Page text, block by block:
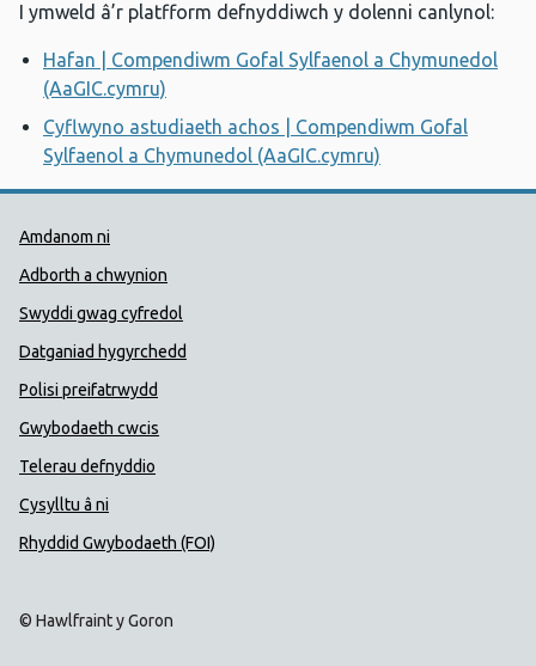
I ymweld â’r platfform defnyddiwch y dolenni canlynol:
Hafan | Compendiwm Gofal Sylfaenol a Chymunedol
(AaGIC.cymru)
Cyflwyno astudiaeth achos | Compendiwm Gofal
Sylfaenol a Chymunedol (AaGIC.cymru)
Dolenni Cymorth Iechyd
Amdanom ni
Adborth a chwynion
Swyddi gwag cyfredol
Datganiad hygyrchedd
Polisi preifatrwydd
Gwybodaeth cwcis
Telerau defnyddio
Cysylltu â ni
Rhyddid Gwybodaeth (FOI)
© Hawlfraint y Goron